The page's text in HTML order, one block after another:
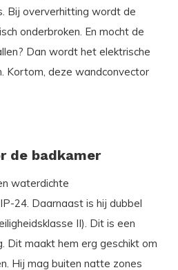
Bij oververhitting wordt de
onderbroken. En mocht de
Dan wordt het elektrische
Kortom, deze wandconvector
de badkamer
waterdichte
24. Daarnaast is hij dubbel
II). Dit is een
Dit maakt hem erg geschikt om
Hij mag buiten natte zones